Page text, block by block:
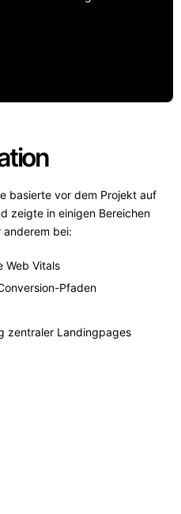
basierte vor dem Projekt auf
zeigte in einigen Bereichen
bei:
Web Vitals
Pfaden
zentraler Landingpages